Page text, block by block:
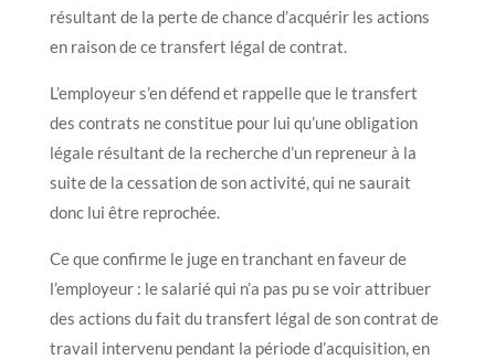
résultant de la perte de chance d’acquérir les actions
en raison de ce transfert légal de contrat.
L’employeur s’en défend et rappelle que le transfert
des contrats ne constitue pour lui qu’une obligation
légale résultant de la recherche d’un repreneur à la
suite de la cessation de son activité, qui ne saurait
donc lui être reprochée.
Ce que confirme le juge en tranchant en faveur de
l’employeur : le salarié qui n’a pas pu se voir attribuer
des actions du fait du transfert légal de son contrat de
travail intervenu pendant la période d’acquisition, en